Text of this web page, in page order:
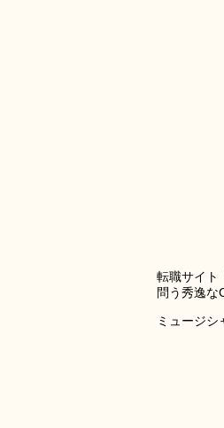
転職サイト
問う秀逸な
ミュージ